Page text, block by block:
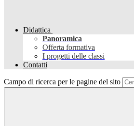
Didattica
Panoramica
Offerta formativa
I progetti delle classi
Contatti
Campo di ricerca per le pagine del sito